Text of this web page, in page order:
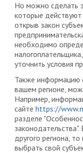
Но можно сделать
которые
открыв закон
необходимо
уточнить условия
Также информацию
вашем регионе,
Например,
сайте https://
разделе
другого региона,
выбрать свой